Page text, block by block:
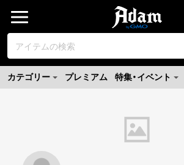
カテゴリー プレミアム 特集・イベント